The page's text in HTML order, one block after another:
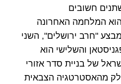
חשובים
המלחמה האחרונה
"חרב ירושלים", השני
והשלישי הוא
של בניית סדר אזורי
מהאסטרטגיה הצבאית